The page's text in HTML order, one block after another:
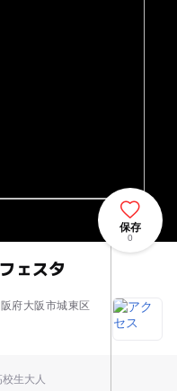
ェスタ
府大阪市城東区
保存
0
校生大人